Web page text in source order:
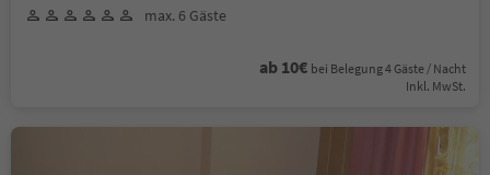
max. 6 Gäste
ab 10€ bei Belegung 4 Gäste / Nacht
Inkl. MwSt.